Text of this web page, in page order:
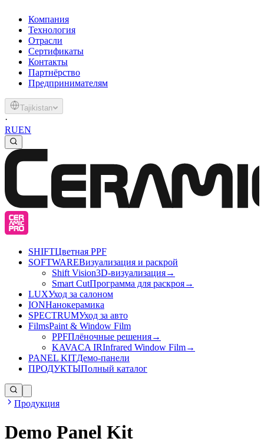
Компания
Технология
Отрасли
Сертификаты
Контакты
Партнёрство
Предпринимателям
Tajikistan
·
RUEN
SHIFTЦветная PPF
SOFTWAREВизуализация и раскрой
Shift Vision3D-визуализация→
Smart CutПрограмма для раскроя→
LUXУход за салоном
IONНанокерамика
SPECTRUMУход за авто
FilmsPaint & Window Film
PPFПлёночные решения→
KAVACA IRInfrared Window Film→
PANEL KITДемо-панели
ПРОДУКТЫПолный каталог
Продукция
Demo Panel Kit